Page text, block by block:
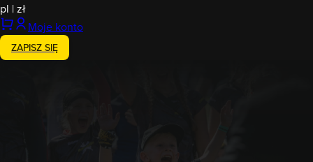
pl |zł
Moje konto
ZAPISZ SIĘ